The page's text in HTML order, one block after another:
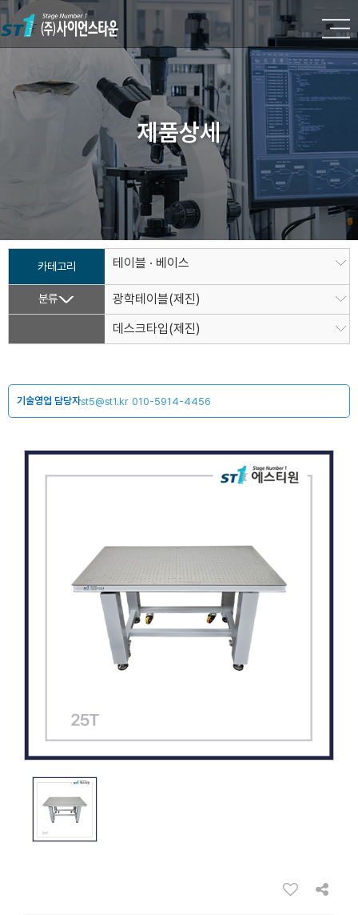
제품상세
카테고리 테이블 · 베이스
분류
광학테이블(제진)
데스크타입(제진)
기술영업 담당자st5@st1.kr 010-5914-4456